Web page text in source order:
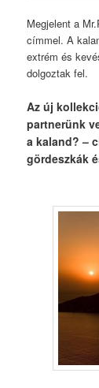
Megjelent a
címmel. A
extrém és
dolgoztak fel.
Az új
partnerünk
a kaland? –
gördeszkák